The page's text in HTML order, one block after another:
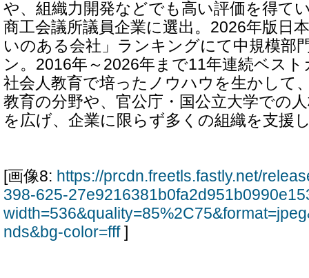
や、組織力開発などでも高い評価を得て
商工会議所議員企業に選出。2026年版日
いのある会社」ランキングにて中規模部
ン。2016年～2026年まで11年連続ベス
社会人教育で培ったノウハウを生かして
教育の分野や、官公庁・国公立大学での
を広げ、企業に限らず多くの組織を支援
[画像8: https://prcdn.freetls.fastly.net/
398-625-
nds&bg-color=fff]